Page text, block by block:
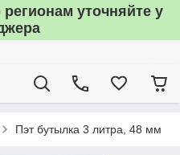
уточняйте у
Пэт бутылка 3 литра, 48 мм